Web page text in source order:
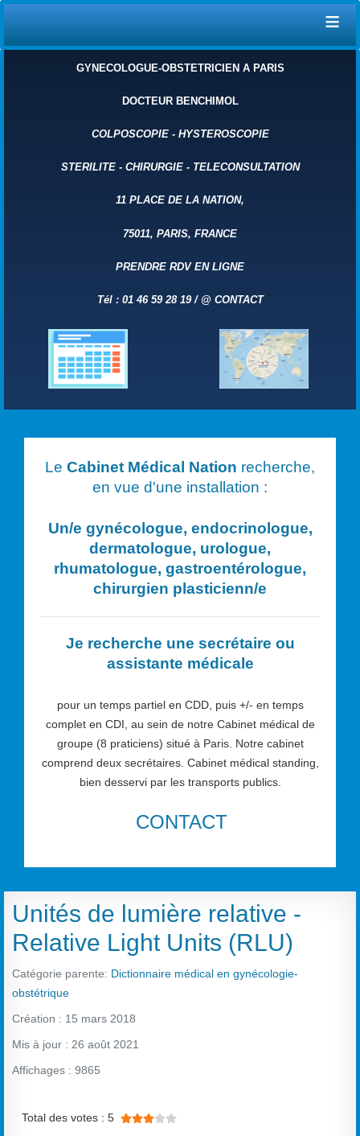
≡
GYNECOLOGUE-OBSTETRICIEN A PARIS
DOCTEUR BENCHIMOL
COLPOSCOPIE- HYSTEROSCOPIE
STERILITE- CHIRURGIE- TELECONSULTATION
11 PLACE DE LA NATION,
75011, PARIS, FRANCE
PRENDRE RDV EN LIGNE
Tél : 01 46 59 28 19 / @ CONTACT
Le Cabinet Médical Nation recherche,
en vue d'une installation :
Un/e gynécologue, endocrinologue,
dermatologue, urologue,
rhumatologue, gastroentérologue,
chirurgien plasticienn/e
Je recherche une secrétaire ou
assistante médicale
pour un temps partiel en CDD, puis +/- en temps
complet en CDI, au sein de notre Cabinet médical de
groupe (8 praticiens) situé à Paris. Notre cabinet
comprend deux secrétaires. Cabinet médical standing,
bien desservi par les transports publics.
CONTACT
Unités de lumière relative -
Relative Light Units (RLU)
Catégorie parente: Dictionnaire médical en gynécologie-
obstétrique
Création : 15 mars 2018
Mis à jour : 26 août 2021
Affichages : 9865
Total des votes : 5